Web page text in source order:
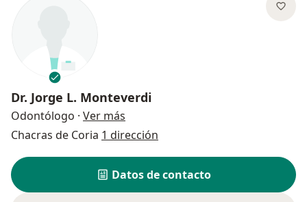
Dr. Jorge L. Monteverdi
Odontólogo · Ver más
Chacras de Coria 1 dirección
Datos de contacto